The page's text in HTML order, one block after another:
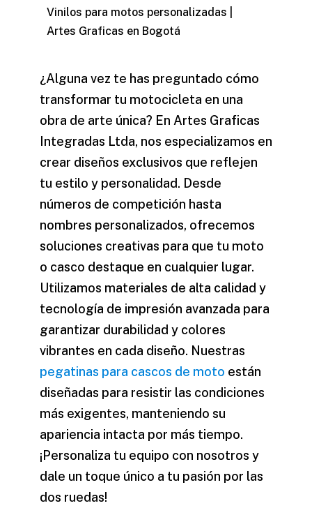
Vinilos para motos personalizadas |
Artes Graficas en Bogotá
¿Alguna vez te has preguntado cómo
transformar tu motocicleta en una
obra de arte única? En Artes Graficas
Integradas Ltda, nos especializamos en
crear diseños exclusivos que reflejen
tu estilo y personalidad. Desde
números de competición hasta
nombres personalizados, ofrecemos
soluciones creativas para que tu moto
o casco destaque en cualquier lugar.
Utilizamos materiales de alta calidad y
tecnología de impresión avanzada para
garantizar durabilidad y colores
vibrantes en cada diseño. Nuestras
pegatinas para cascos de moto están
diseñadas para resistir las condiciones
más exigentes, manteniendo su
apariencia intacta por más tiempo.
¡Personaliza tu equipo con nosotros y
dale un toque único a tu pasión por las
dos ruedas!